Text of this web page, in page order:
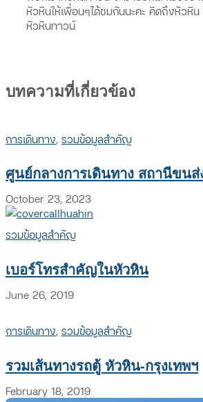
หัวหินให้เพื่อนๆได้ชมกันนะคะ คิดถึงหัวหิ
หัวหินทาวน์
บทความที่เกี่ยวข้อง
การเดินทาง, รวมข้อมูลสำคัญ
ศูนย์กลางการเดินทาง สถานีขน
October 23, 2023
รวมข้อมูลสำคัญ
เบอร์โทรสำคัญในหัวหิน
June 26, 2019
การเดินทาง, รวมข้อมูลสำคัญ
รวมเส้นทางรถตู้ หัวหิน-กรุงเทพฯ
February 18, 2019